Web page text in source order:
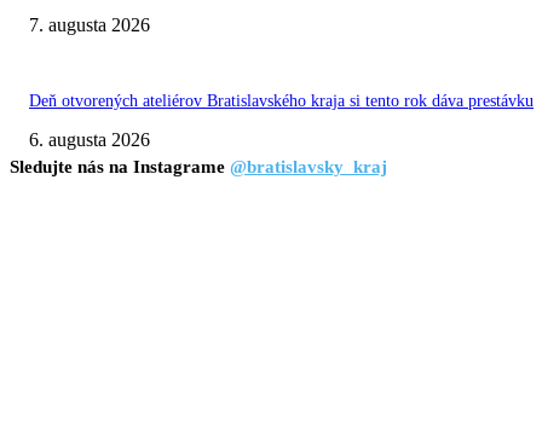
7. augusta 2026
Deň otvorených ateliérov Bratislavského kraja si tento rok dáva prestávku
6. augusta 2026
Sledujte nás na Instagrame @bratislavsky_kraj